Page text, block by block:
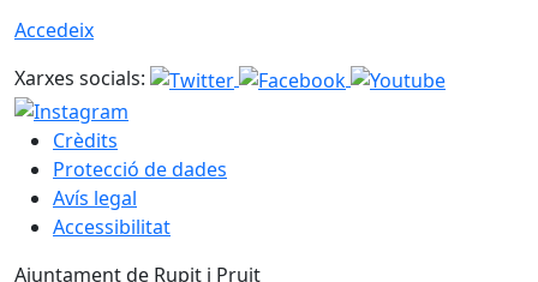
Accedeix
Xarxes socials:
Crèdits
Protecció de dades
Avís legal
Accessibilitat
Ajuntament de Rupit i Pruit